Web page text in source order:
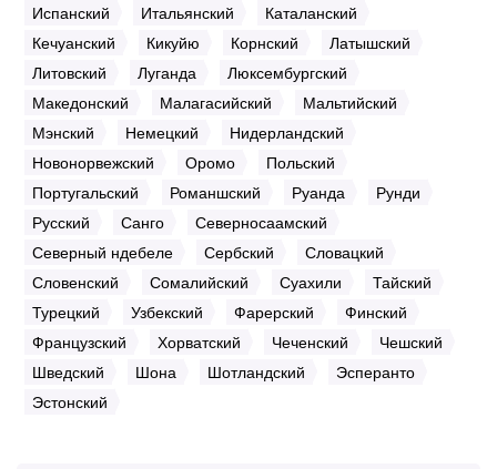
Испанский
Итальянский
Каталанский
Кечуанский
Кикуйю Корнский
Латышский
Литовский
Луганда
Люксембургский
Македонский
Малагасийский
Мальтийский
Мэнский
Немецкий
Нидерландский
Новонорвежский
Оромо
Польский
Португальский
Романшский Руанда
Рунди
Русский
Санго
Северносаамский
Северный ндебеле
Сербский
Словацкий
Словенский
Сомалийский Суахили
Тайский
Турецкий
Узбекский Фарерский
Финский
Французский
Хорватский Чеченский
Чешский
Шведский
Шона Шотландский
Эсперанто
Эстонский